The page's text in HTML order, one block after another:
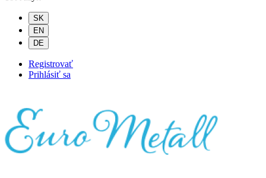
SK
EN
DE
Registrovať
Prihlásiť sa